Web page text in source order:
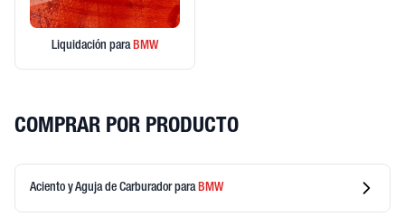
Liquidación paraBMW
COMPRAR POR PRODUCTO
Aciento y Aguja de Carburadorpara BMW